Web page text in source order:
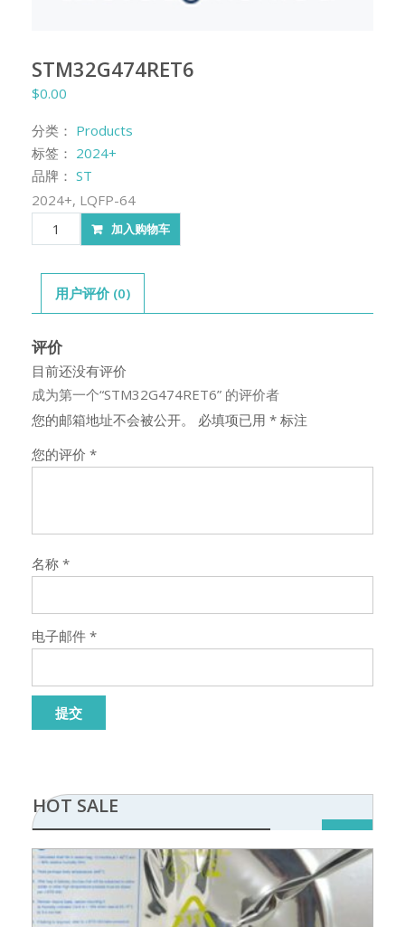
STM32G474RET6
$0.00
分类： Products
标签： 2024+
品牌： ST
2024+, LQFP-64
STM32G474RET6
数
加入购物车
用户评价 (0)
评价
目前还没有评价
成为第一个“STM32G474RET6” 的评价者
您的邮箱地址不会被公开。
必填项已用 * 标注
您的评价 *
名称 *
电子邮件 *
HOT SALE